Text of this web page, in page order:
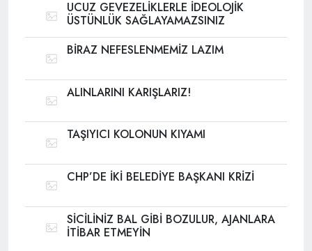
UCUZ GEVEZELİKLERLE İDEOLOJİK
ÜSTÜNLÜK SAĞLAYAMAZSINIZ
BİRAZ NEFESLENMEMİZ LAZIM
ALINLARINI KARIŞLARIZ!
TAŞIYICI KOLONUN KIYAMI
CHP’DE İKİ BELEDİYE BAŞKANI KRİZİ
SİCİLİNİZ BAL GİBİ BOZULUR, AJANLARA
İTİBAR ETMEYİN